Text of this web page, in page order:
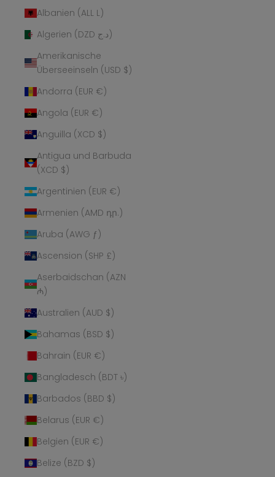
Albanien (ALL L)
Algerien (DZD د.ج)
Amerikanische
Überseeinseln (USD $)
Andorra (EUR €)
Angola (EUR €)
Anguilla (XCD $)
Antigua und Barbuda
(XCD $)
Argentinien (EUR €)
Armenien (AMD դր.)
Aruba (AWG ƒ)
Ascension (SHP £)
Aserbaidschan (AZN
₼)
Australien (AUD $)
Bahamas (BSD $)
Bahrain (EUR €)
Bangladesch (BDT ৳)
Barbados (BBD $)
Belarus (EUR €)
Belgien (EUR €)
Belize (BZD $)